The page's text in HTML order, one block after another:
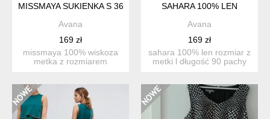
MISSMAYA SUKIENKA S 36
Avana
169 zł
missmaya 100% wiskoza
metka z rozmiarem
SAHARA 100% LEN
Avana
169 zł
sahara 100% len rozmiar z
metki l długość 90 pachy